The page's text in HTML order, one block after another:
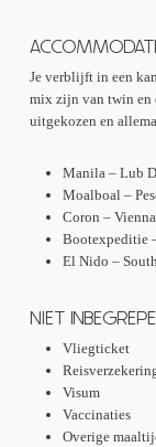
Je verblijft in een
mix zijn van twin en
uitgekozen en
Manila – Lub
Moalboal –
Coron –
Bootexpeditie
El Nido –
NIET
Vliegticket
Visum
Vaccinaties
Overige